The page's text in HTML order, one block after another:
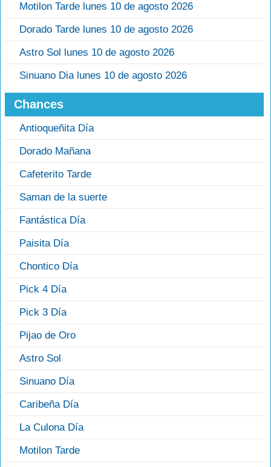
Motilon Tarde lunes 10 de agosto 2026
Dorado Tarde lunes 10 de agosto 2026
Astro Sol lunes 10 de agosto 2026
Sinuano Dia lunes 10 de agosto 2026
Chances
Antioqueñita Día
Dorado Mañana
Cafeterito Tarde
Saman de la suerte
Fantástica Día
Paisita Día
Chontico Día
Pick 4 Día
Pick 3 Día
Pijao de Oro
Astro Sol
Sinuano Día
Caribeña Día
La Culona Día
Motilon Tarde